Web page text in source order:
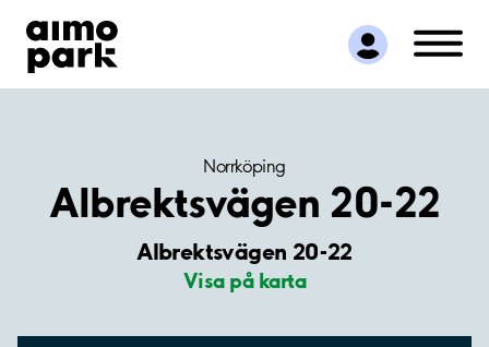
Hitta parkering
Samarbete
Kundservice
Norrköping
Albrektsvägen 20-22
Albrektsvägen 20-22
Visa på karta